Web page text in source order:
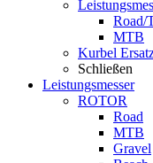
Road/
MTB
Kurbel
Schließen
Leistungsmesser
ROTOR
Road
MTB
Gravel